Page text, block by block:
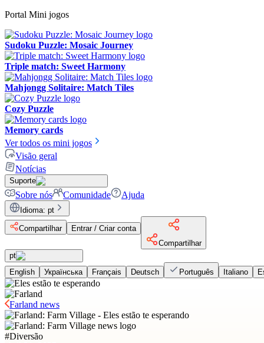
Portal Mini jogos
Sudoku Puzzle: Mosaic Journey
Triple match: Sweet Harmony
Mahjongg Solitaire: Match Tiles
Cozy Puzzle
Memory cards
Ver todos os mini jogos
Visão geral
Notícias
Suporte
Sobre nós Comunidade Ajuda
Idioma: pt
Compartilhar
Entrar / Criar conta
Compartilhar
pt
English
Українська Français Deutsch Português Italiano
Farland news
#Diversão